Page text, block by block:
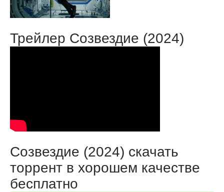
Трейлер Созвездие (2024)
Созвездие (2024) скачать
торрент в хорошем качестве
бесплатно